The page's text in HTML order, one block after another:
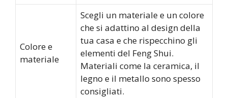
Colore e
materiale
Scegli un materiale e un colore
che si adattino al design della
tua casa e che rispecchino gli
elementi del Feng Shui.
Materiali come la ceramica, il
legno e il metallo sono spesso
consigliati.